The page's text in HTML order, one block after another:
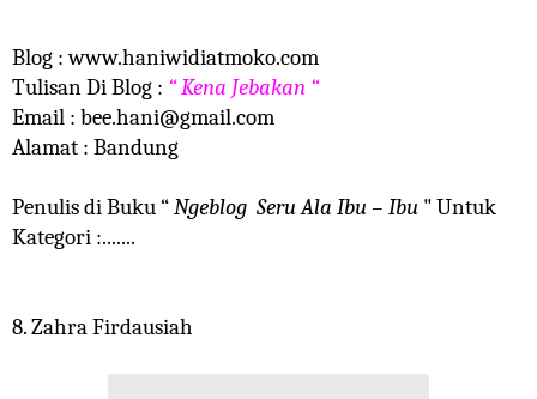
Blog :www.haniwidiatmoko.com
Tulisan Di Blog : “ Kena Jebakan “
Email : bee.hani@gmail.com
Alamat : Bandung
Penulis di Buku “Ngeblog Seru Ala Ibu – Ibu " Untuk
Kategori :.......
8. Zahra Firdausiah